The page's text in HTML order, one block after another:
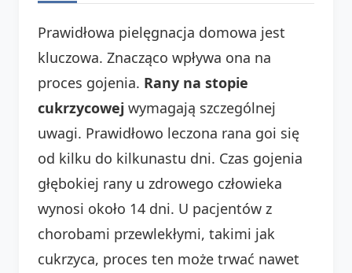
Prawidłowa pielęgnacja domowa jest
kluczowa. Znacząco wpływa ona na
proces gojenia. Rany na stopie
cukrzycowej wymagają szczególnej
uwagi. Prawidłowo leczona rana goi się
od kilku do kilkunastu dni. Czas gojenia
głębokiej rany u zdrowego człowieka
wynosi około 14 dni. U pacjentów z
chorobami przewlekłymi, takimi jak
cukrzyca, proces ten może trwać nawet